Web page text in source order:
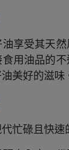
享受其天
用油品的
美好的滋味
忙碌且快速